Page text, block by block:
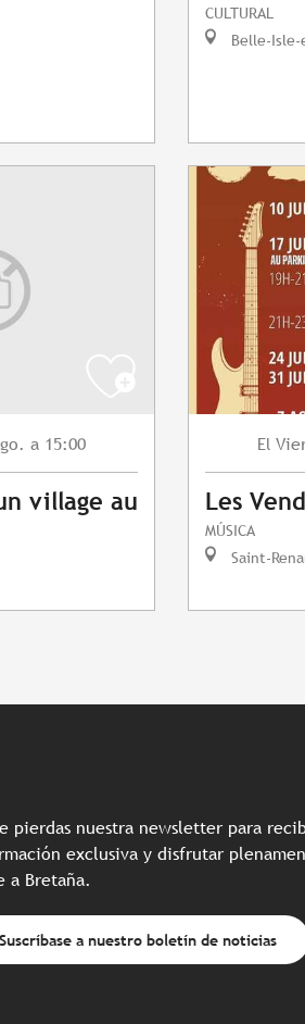
CULTURAL
Belle-Isle-
a 15:00
village au
El
Les
MÚSICA
Saint-
pierdas nuestra newsletter para
exclusiva y disfrutar
a Bretaña.
Suscríbase a nuestro boletín de noticias